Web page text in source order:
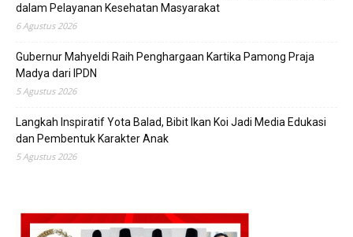
dalam Pelayanan Kesehatan Masyarakat
6 Agustus 2026
Gubernur Mahyeldi Raih Penghargaan Kartika Pamong Praja
Madya dari IPDN
5 Agustus 2026
Langkah Inspiratif Yota Balad, Bibit Ikan Koi Jadi Media Edukasi
dan Pembentuk Karakter Anak
5 Agustus 2026